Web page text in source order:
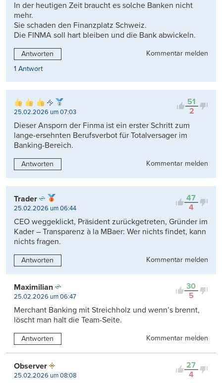
In der heutigen Zeit braucht es solche Banken nicht
mehr.
Sie schaden den Finanzplatz Schweiz.
Die FINMA soll hart bleiben und die Bank abwickeln.
Antworten
Kommentar melden
1 Antwort
51
2
25.02.2026 um 07:03
Dieser Ansporn der Finma ist ein erster Schritt zum
lange-ersehnten Berufsverbot für Totalversager im
Banking-Bereich.
Antworten Kommentar melden
47
4
Trader
25.02.2026 um 06:44
CEO weggeklickt, Präsident zurückgetreten, Gründer im
Kader – Transparenz à la MBaer: Wer nichts findet, kann
nichts fragen.
Antworten Kommentar melden
30
5
Maximilian
25.02.2026 um 06:47
Merchant Banking mit Streichholz und wenn’s brennt,
löscht man halt die Team-Seite.
Antworten Kommentar melden
27
4
Observer
25.02.2026 um 08:08